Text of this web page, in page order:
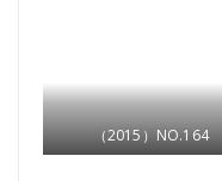
（2015）NO.164